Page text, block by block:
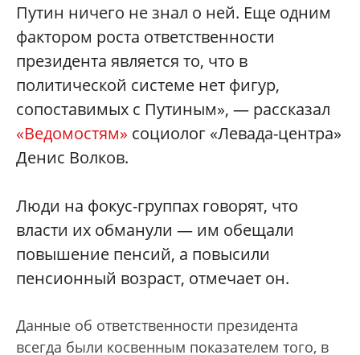
Путин ничего не знал о ней. Еще одним
фактором роста ответственности
президента является то, что в
политической системе нет фигур,
сопоставимых с Путиным», — рассказал
«Ведомостям» социолог «Левада-центра»
Денис Волков.
Люди на фокус-группах говорят, что
власти их обманули — им обещали
повышение пенсий, а повысили
пенсионный возраст, отмечает он.
Данные об ответственности президента
всегда были косвенным показателем того, в